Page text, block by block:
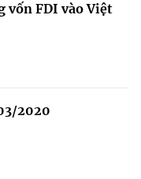
vốn FDI vào Việt
2020